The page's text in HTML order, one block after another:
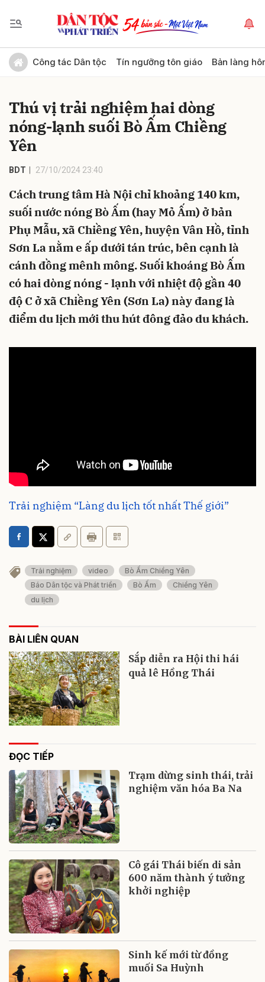
Công tác Dân tộc Tín ngưỡng tôn giáo Bản làng
Thú vị trải nghiệm hai dòng
nóng-lạnh suối Bò Ấm Chiềng
Yên
BDT 27/10/2024 23:40
Cách trung tâm Hà Nội chỉ khoảng 140 km,
suối nước nóng Bò Ấm (hay Mỏ Ấm) ở bản
Phụ Mẫu, xã Chiềng Yên, huyện Vân Hồ, tỉnh
Sơn La nằm e ấp dưới tán trúc, bên cạnh là
cánh đồng mênh mông. Suối khoáng Bò Ấm
có hai dòng nóng - lạnh với nhiệt độ gần 40
độ C ở xã Chiềng Yên (Sơn La) này đang là
điểm du lịch mới thu hút đông đảo du khách.
Trải nghiệm “Làng du lịch tốt nhất Thế giới”
Trải nghiệm video
Bò Ấm Chiềng Yên
Báo Dân tộc và Phát triển
Bò Ấm
Chiềng Yên
du lịch
BÀI LIÊN QUAN
Sắp diễn ra Hội thi hái
quả lê Hồng Thái
ĐỌC TIẾP
Trạm dừng sinh thái, trải
nghiệm văn hóa Ba Na
Cô gái Thái biến di sản
600 năm thành ý tưởng
khởi nghiệp
Sinh kế mới từ đồng
muối Sa Huỳnh
Gửi bình luận